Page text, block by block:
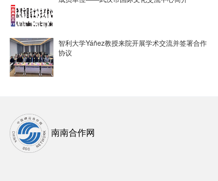
智利大学Yáñez教授来院开展学术交流并签署合作
协议
南南合作网